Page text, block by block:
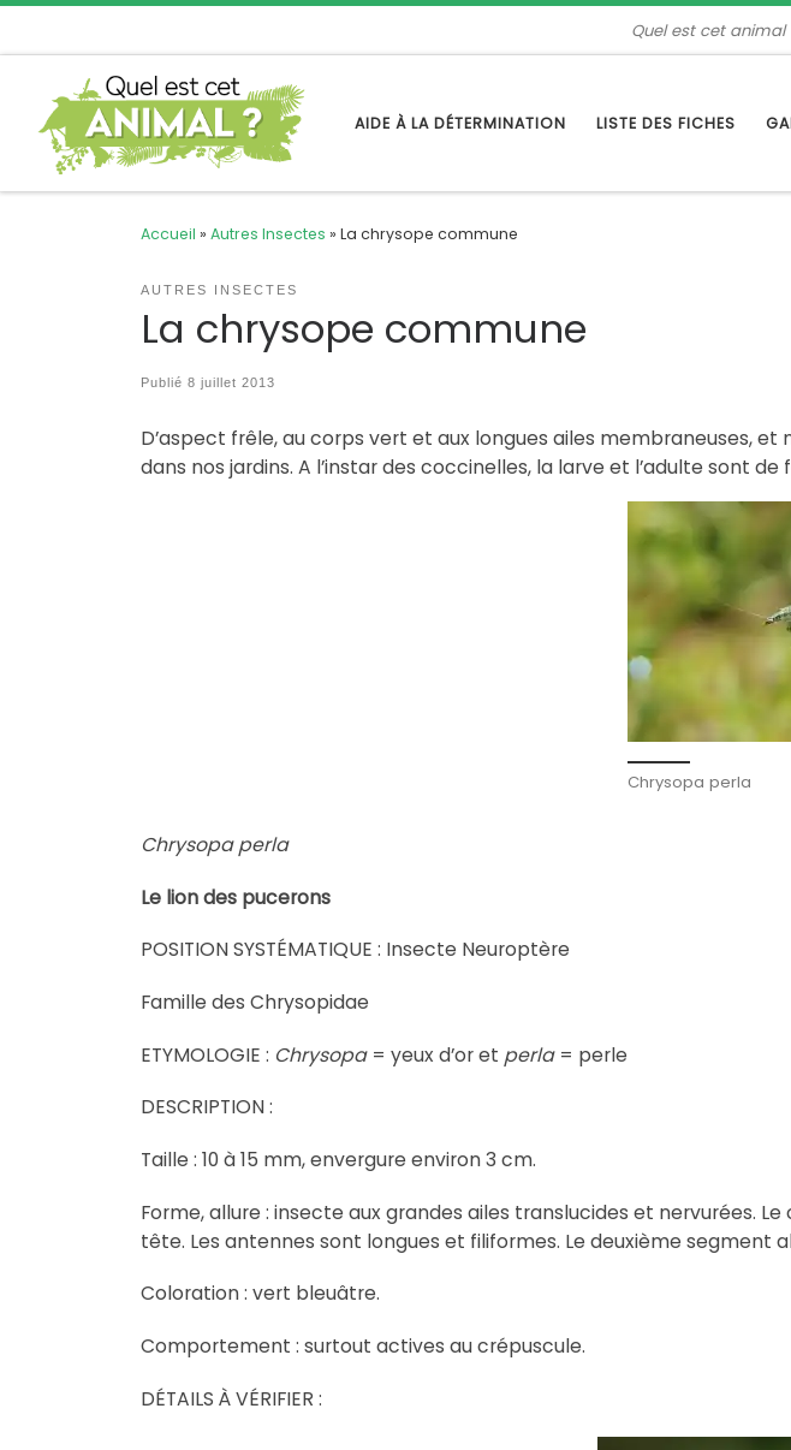
Quel est cet animal
AIDE À LA DÉTERMINATION LISTE DES FICHES
Accueil » Autres Insectes » La chrysope commune
AUTRES INSECTES
La chrysope commune
Publié 8 juillet 2013
D’aspect frêle, au corps vert et aux longues ailes membraneuses,
dans nos jardins. A l’instar des coccinelles, la larve et l’adulte sont
Chrysopa perla
Chrysopa perla
Le lion des pucerons
POSITION SYSTÉMATIQUE : Insecte Neuroptère
Famille des Chrysopidae
ETYMOLOGIE : Chrysopa= yeux d’or et perla= perle
DESCRIPTION :
Taille : 10 à 15 mm, envergure environ 3 cm.
Forme, allure : insecte aux grandes ailes translucides et nervurées.
tête. Les antennes sont longues et filiformes. Le deuxième segment
Coloration : vert bleuâtre.
Comportement : surtout actives au crépuscule.
DÉTAILS À VÉRIFIER :